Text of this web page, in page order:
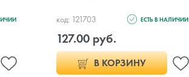
код: 121703 ЕСТЬ В НАЛИЧИИ
127.00 руб.
В КОРЗИНУ